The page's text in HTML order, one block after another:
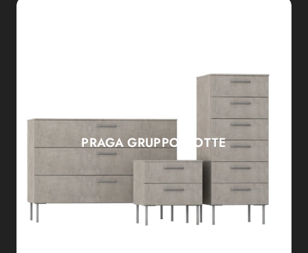
PRAGA GRUPPO NOTTE